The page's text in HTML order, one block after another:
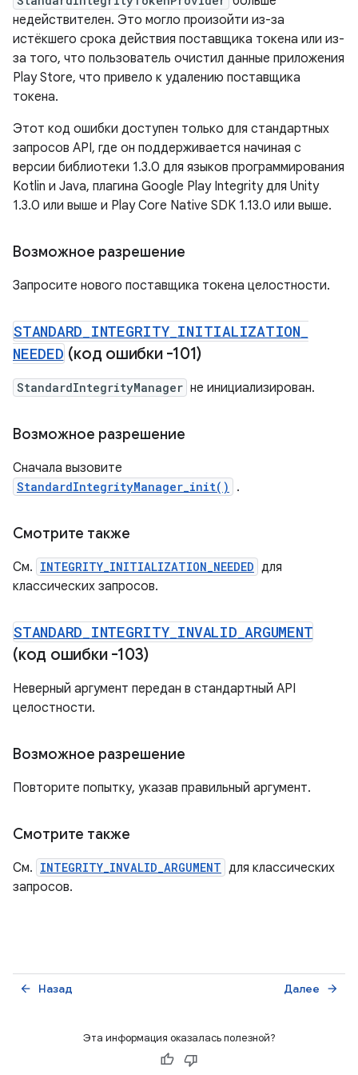
недействителен. Это могло произойти из-за
истёкшего срока действия поставщика токена или из-
за того, что пользователь очистил данные приложения
Play Store, что привело к удалению поставщика
токена.
Этот код ошибки доступен только для стандартных
запросов API, где он поддерживается начиная с
версии библиотеки 1.3.0 для языков программирования
Kotlin и Java, плагина Google Play Integrity для Unity
1.3.0 или выше и Play Core Native SDK 1.13.0 или выше.
Возможное разрешение
Запросите нового поставщика токена целостности.
STANDARD INTEGRITY_ INITIALIZATION
NEEDED (код ошибки -101)
StandardIntegrityManager не инициализирован.
Возможное разрешение
Сначала вызовите
StandardIntegrityManager_init() .
Смотрите также
См. INTEGRITY_INITIALIZATION_NEEDED для
классических запросов.
STANDARD INTEGRITY_ INVALID _ARGUMENT
(код ошибки -103)
Неверный аргумент передан в стандартный API
целостности.
Возможное разрешение
Повторите попытку, указав правильный аргумент.
Смотрите также
См. INTEGRITY_INVALID_ARGUMENT для классических
запросов.
Назад
arrow_back Далее arrow_forward
Эта информация оказалась полезной?